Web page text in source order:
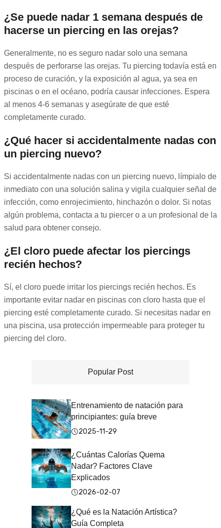
¿Se puede nadar 1 semana después de
hacerse un piercing en las orejas?
Generalmente, no es seguro nadar solo una semana
después de perforarse las orejas. Tu piercing todavía está en
proceso de curación, y la exposición al agua, ya sea en
piscinas o en el océano, podría causar infecciones. Espera
al menos 4-6 semanas y asegúrate de que esté
completamente curado.
¿Qué hacer si accidentalmente nadas con
un piercing nuevo?
Si accidentalmente nadas con un piercing nuevo, límpialo de
inmediato con una solución salina y vigila cualquier señal de
infección, como enrojecimiento, hinchazón o dolor. Si notas
algún problema, contacta a tu piercer o a un profesional de la
salud para obtener consejo.
¿El cloro puede afectar los piercings
recién hechos?
Sí, el cloro puede irritar los piercings recién hechos. Es
importante evitar nadar en piscinas con cloro hasta que el
piercing esté completamente curado. Si necesitas nadar en
una piscina, usa protección impermeable para proteger tu
piercing del cloro.
Popular Post
Entrenamiento de natación para
principiantes: guía breve
2025-11-29
¿Cuántas Calorías Quema
Nadar? Factores Clave
Explicados
2026-02-07
¿Qué es la Natación Artística?
Guía Completa